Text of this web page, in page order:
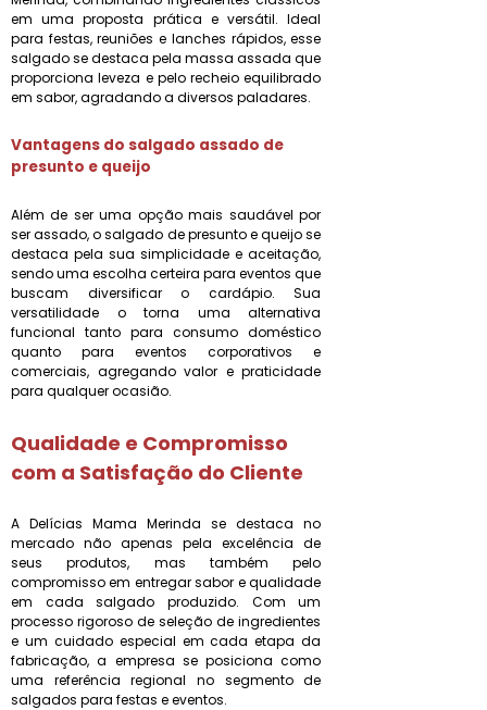
em uma proposta prática e versátil. Ideal
para festas, reuniões e lanches rápidos, esse
salgado se destaca pela massa assada que
proporciona leveza e pelo recheio equilibrado
em sabor, agradando a diversos paladares.
Vantagens do salgado assado de
presunto e queijo
Além de ser uma opção mais saudável por
ser assado, o salgado de presunto e queijo se
destaca pela sua simplicidade e aceitação,
sendo uma escolha certeira para eventos que
buscam diversificar o cardápio. Sua
versatilidade o torna uma alternativa
funcional tanto para consumo doméstico
quanto para eventos corporativos e
comerciais, agregando valor e praticidade
para qualquer ocasião.
Qualidade e Compromisso
com a Satisfação do Cliente
A Delícias Mama Merinda se destaca no
mercado não apenas pela excelência de
seus produtos, mas também pelo
compromisso em entregar sabor e qualidade
em cada salgado produzido. Com um
processo rigoroso de seleção de ingredientes
e um cuidado especial em cada etapa da
fabricação, a empresa se posiciona como
uma referência regional no segmento de
salgados para festas e eventos.